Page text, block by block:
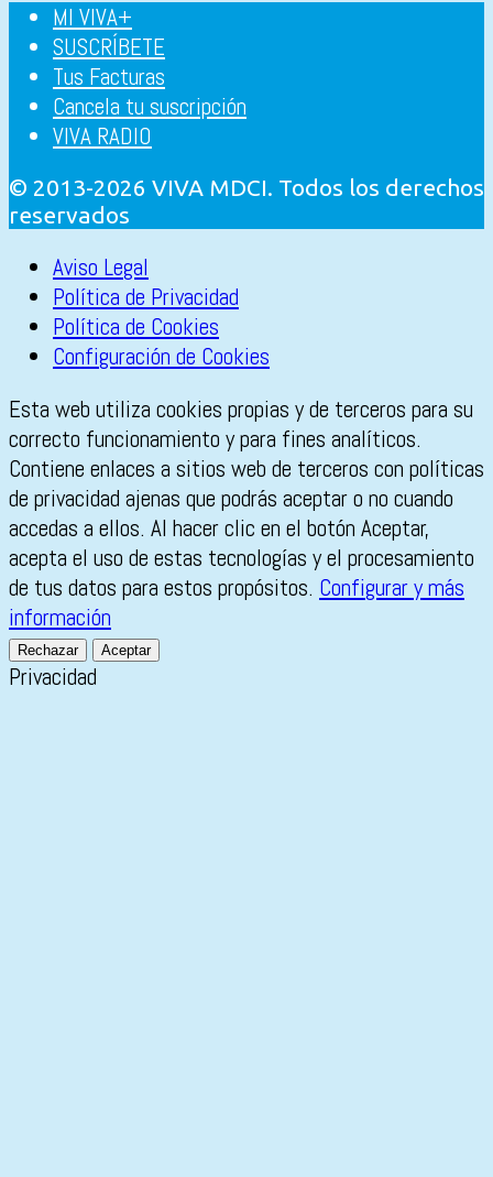
MI VIVA+
SUSCRÍBETE
Tus Facturas
Cancela tu suscripción
VIVA RADIO
© 2013-2026 VIVA MDCI. Todos los derechos
reservados
Aviso Legal
Política de Privacidad
Política de Cookies
Configuración de Cookies
Esta web utiliza cookies propias y de terceros para su
correcto funcionamiento y para fines analíticos.
Contiene enlaces a sitios web de terceros con políticas
de privacidad ajenas que podrás aceptar o no cuando
accedas a ellos. Al hacer clic en el botón Aceptar,
acepta el uso de estas tecnologías y el procesamiento
de tus datos para estos propósitos. Configurar y más
información
Rechazar Aceptar
Privacidad